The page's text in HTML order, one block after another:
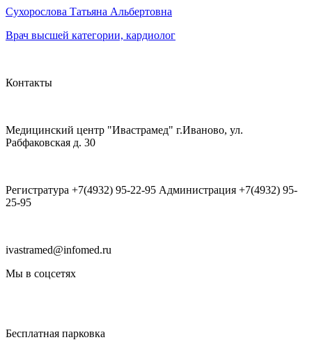
Сухорослова Татьяна Альбертовна
Врач высшей категории, кардиолог
Контакты
Медицинский центр "Ивастрамед" г.Иваново, ул.
Рабфаковская д. 30
Регистратура +7(4932) 95-22-95 Администрация +7(4932) 95-
25-95
ivastramed@infomed.ru
Мы в соцсетях
Бесплатная парковка